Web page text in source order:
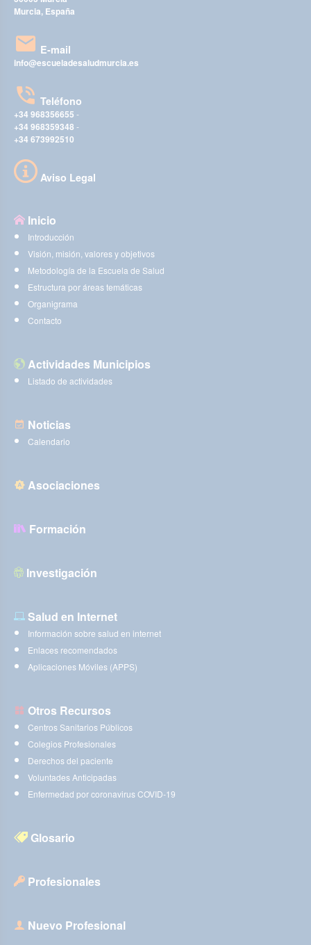
Murcia, España
E-mail
info@escueladesaludmurcia.es
Teléfono
+34 968356655 -
+34 968359348 -
+34 673992510
Aviso Legal
Inicio
Introducción
Visión, misión, valores y objetivos
Metodología de la Escuela de Salud
Estructura por áreas temáticas
Organigrama
Contacto
Actividades Municipios
Listado de actividades
Noticias
Calendario
Asociaciones
Formación
Investigación
Salud en Internet
Información sobre salud en internet
Enlaces recomendados
Aplicaciones Móviles (APPS)
Otros Recursos
Centros Sanitarios Públicos
Colegios Profesionales
Derechos del paciente
Voluntades Anticipadas
Enfermedad por coronavirus COVID-19
Glosario
Profesionales
Nuevo Profesional